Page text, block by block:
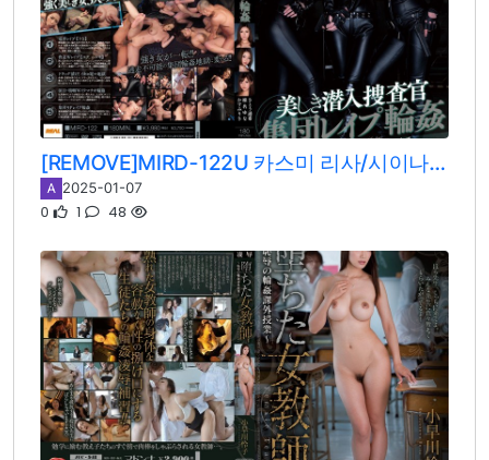
[REMOVE]MIRD-122U 카스미 리사/시이나 유나/사토 하루키
A 2025-01-07
0 1 48